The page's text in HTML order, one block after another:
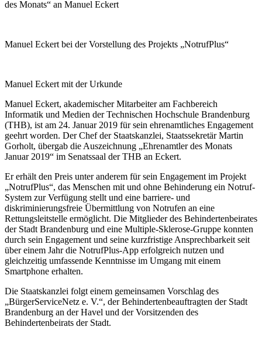
des Monats“ an Manuel Eckert
Manuel Eckert bei der Vorstellung des Projekts „NotrufPlus“
Manuel Eckert mit der Urkunde
Manuel Eckert, akademischer Mitarbeiter am Fachbereich
Informatik und Medien der Technischen Hochschule Brandenburg
(THB), ist am 24. Januar 2019 für sein ehrenamtliches Engagement
geehrt worden. Der Chef der Staatskanzlei, Staatssekretär Martin
Gorholt, übergab die Auszeichnung „Ehrenamtler des Monats
Januar 2019“ im Senatssaal der THB an Eckert.
Er erhält den Preis unter anderem für sein Engagement im Projekt
„NotrufPlus“, das Menschen mit und ohne Behinderung ein Notruf-
System zur Verfügung stellt und eine barriere- und
diskriminierungsfreie Übermittlung von Notrufen an eine
Rettungsleitstelle ermöglicht. Die Mitglieder des Behindertenbeirates
der Stadt Brandenburg und eine Multiple-Sklerose-Gruppe konnten
durch sein Engagement und seine kurzfristige Ansprechbarkeit seit
über einem Jahr die NotrufPlus-App erfolgreich nutzen und
gleichzeitig umfassende Kenntnisse im Umgang mit einem
Smartphone erhalten.
Die Staatskanzlei folgt einem gemeinsamen Vorschlag des
„BürgerServiceNetz e. V.“, der Behindertenbeauftragten der Stadt
Brandenburg an der Havel und der Vorsitzenden des
Behindertenbeirats der Stadt.